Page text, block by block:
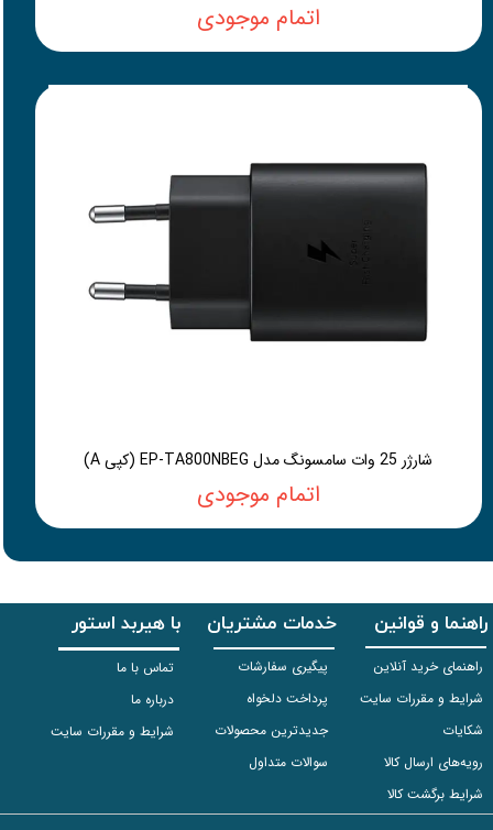
اتمام موجودی
شارژر 25 وات سامسونگ مدل EP-TA800NBEG (کپی A)
اتمام موجودی
راهنما و قوانین
راهنمای خرید آنلاین
شرایط و مقررات سایت
شکایات
رویه‌های ارسال کالا
شرایط برگشت کالا
خدمات مشتریان
پیگیری سفارشات
پرداخت دلخواه
جدیدترین محصولات
سوالات متداول
با هیربد استور
تماس با ما
درباره ما
شرایط و مقررات سایت